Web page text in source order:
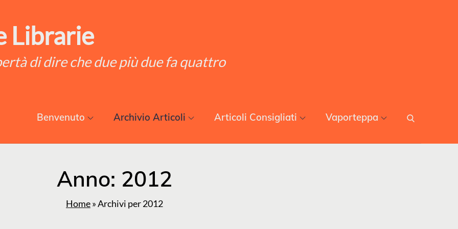
Librarie
di dire che due più due fa quattro
Benvenuto Archivio Articoli Articoli Consigliati Vaporteppa
Anno: 2012
Home»Archivi per 2012